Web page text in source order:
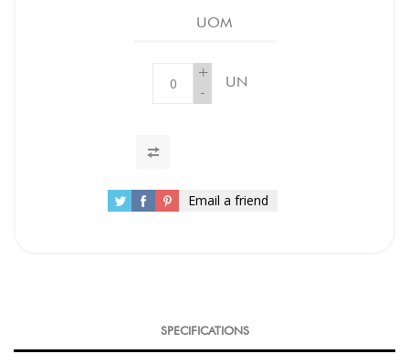
UOM
+
-
UN
Email a friend
SPECIFICATIONS